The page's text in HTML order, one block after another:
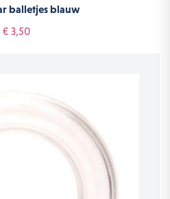
balletjes blauw
€ 3,50